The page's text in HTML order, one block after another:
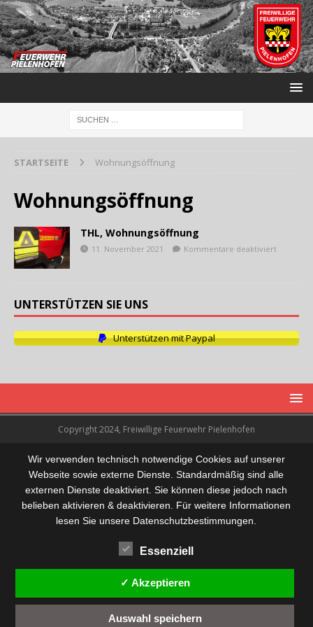
STARTSEITE Wohnungsöffnung
Wohnungsöffnung
THL, Wohnungsöffnung
11. November 2021 Kommentare deaktiviert
UNTERSTÜTZEN SIE UNS
Unterstützen mit Paypal
Copyright 2024, Freiwillige Feuerwehr Pielenhofen
Wir verwenden technisch notwendige Cookies auf unserer
Webseite sowie externe Dienste. Standardmäßig sind alle
externen Dienste deaktiviert. Sie können diese jedoch nach
belieben aktivieren & deaktivieren. Für weitere Informationen
lesen Sie unsere Datenschutzbestimmungen.
Essenziell
✓ Akzeptieren
Auswahl speichern